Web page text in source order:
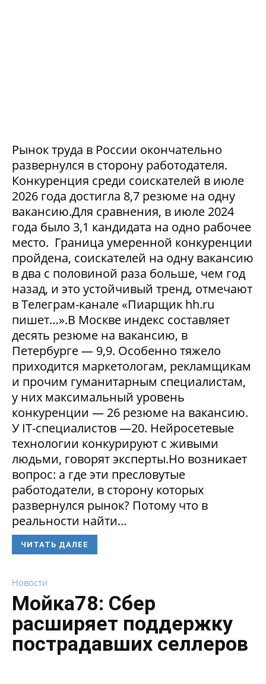
Рынок труда в России окончательно
развернулся в сторону работодателя.
Конкуренция среди соискателей в июле
2026 года достигла 8,7 резюме на одну
вакансию.Для сравнения, в июле 2024
года было 3,1 кандидата на одно рабочее
место. Граница умеренной конкуренции
пройдена, соискателей на одну вакансию
в два с половиной раза больше, чем год
назад, и это устойчивый тренд, отмечают
в Телеграм-канале «Пиарщик hh.ru
пишет…».В Москве индекс составляет
десять резюме на вакансию, в
Петербурге — 9,9. Особенно тяжело
приходится маркетологам, рекламщикам
и прочим гуманитарным специалистам,
у них максимальный уровень
конкуренции — 26 резюме на вакансию.
У IT-специалистов —20. Нейросетевые
технологии конкурируют с живыми
людьми, говорят эксперты.Но возникает
вопрос: а где эти пресловутые
работодатели, в сторону которых
развернулся рынок? Потому что в
реальности найти...
ЧИТАТЬ ДАЛЕЕ
Новости
Мойка78: Сбер
расширяет поддержку
пострадавших селлеров